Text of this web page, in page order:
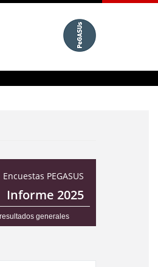
Encuestas PEGASUS
Informe 2025
generales